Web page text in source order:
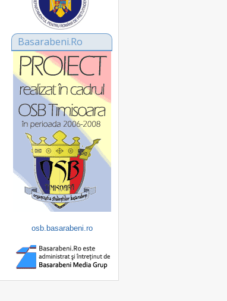
Basarabeni.Ro
osb.basarabeni.ro